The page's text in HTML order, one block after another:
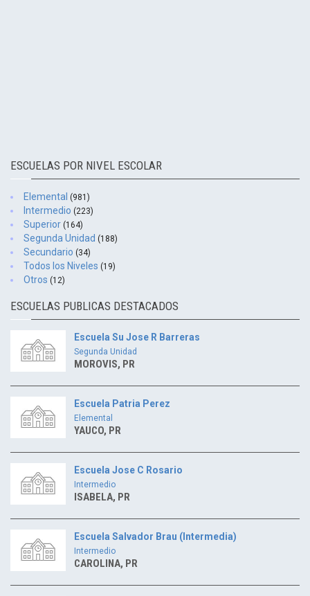
ESCUELAS POR NIVEL ESCOLAR
Elemental (981)
Intermedio (223)
Superior (164)
Segunda Unidad (188)
Secundario (34)
Todos los Niveles (19)
Otros (12)
ESCUELAS PUBLICAS DESTACADOS
Escuela Su Jose R Barreras
Segunda Unidad
MOROVIS, PR
Escuela Patria Perez
Elemental
YAUCO, PR
Escuela Jose C Rosario
Intermedio
ISABELA, PR
Escuela Salvador Brau (Intermedia)
Intermedio
CAROLINA, PR